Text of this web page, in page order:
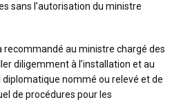
sans l’autorisation du ministre
recommandé au ministre chargé des
diligemment à l’installation et au
nommé ou relevé et de
de procédures pour les